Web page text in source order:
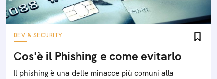
DEV & SECURITY
Cos'è il Phishing e come evitarlo
Il phishing è una delle minacce più comuni alla